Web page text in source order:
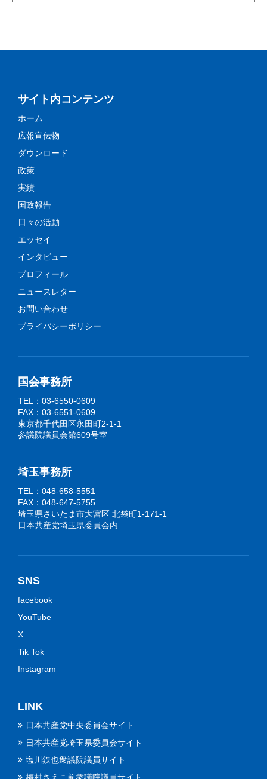
サイト内コンテンツ
ホーム
広報宣伝物
ダウンロード
政策
実績
国政報告
日々の活動
エッセイ
インタビュー
プロフィール
ニュースレター
お問い合わせ
プライバシーポリシー
国会事務所
TEL：03-6550-0609
FAX：03-6551-0609
東京都千代田区永田町2-1-1
参議院議員会館609号室
埼玉事務所
TEL：048-658-5551
FAX：048-647-5755
埼玉県さいたま市大宮区 北袋町1-171-1
日本共産党埼玉県委員会内
SNS
facebook
YouTube
X
Tik Tok
Instagram
LINK
日本共産党中央委員会サイト
日本共産党埼玉県委員会サイト
塩川鉄也衆議院議員サイト
梅村さえこ前衆議院議員サイト